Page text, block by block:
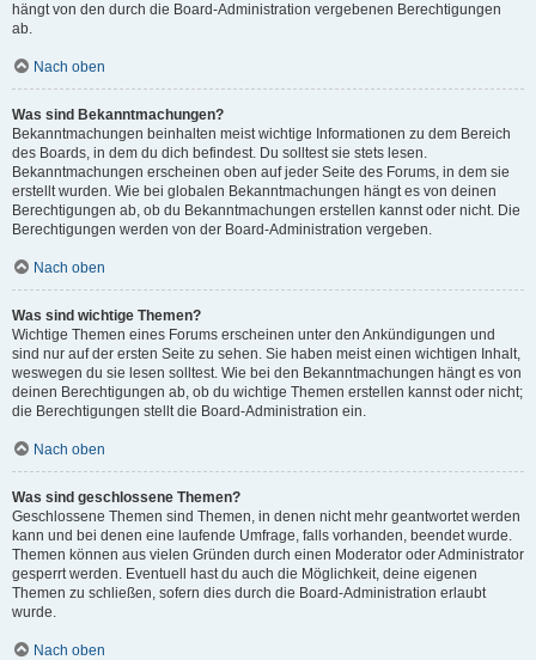
hängt von den durch die Board-Administration vergebenen Berechtigungen
ab.
Nach oben
Was sind Bekanntmachungen?
Bekanntmachungen beinhalten meist wichtige Informationen zu dem Bereich
des Boards, in dem du dich befindest. Du solltest sie stets lesen.
Bekanntmachungen erscheinen oben auf jeder Seite des Forums, in dem sie
erstellt wurden. Wie bei globalen Bekanntmachungen hängt es von deinen
Berechtigungen ab, ob du Bekanntmachungen erstellen kannst oder nicht. Die
Berechtigungen werden von der Board-Administration vergeben.
Nach oben
Was sind wichtige Themen?
Wichtige Themen eines Forums erscheinen unter den Ankündigungen und
sind nur auf der ersten Seite zu sehen. Sie haben meist einen wichtigen Inhalt,
weswegen du sie lesen solltest. Wie bei den Bekanntmachungen hängt es von
deinen Berechtigungen ab, ob du wichtige Themen erstellen kannst oder nicht;
die Berechtigungen stellt die Board-Administration ein.
Nach oben
Was sind geschlossene Themen?
Geschlossene Themen sind Themen, in denen nicht mehr geantwortet werden
kann und bei denen eine laufende Umfrage, falls vorhanden, beendet wurde.
Themen können aus vielen Gründen durch einen Moderator oder Administrator
gesperrt werden. Eventuell hast du auch die Möglichkeit, deine eigenen
Themen zu schließen, sofern dies durch die Board-Administration erlaubt
wurde.
Nach oben